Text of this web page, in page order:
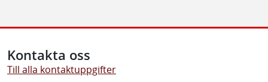
Kontakta oss
Till alla kontaktuppgifter